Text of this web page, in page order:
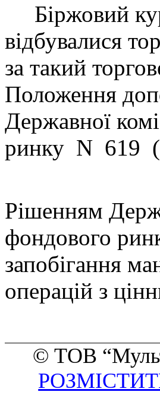
Біржовий
відбувалися
за такий
Положення
Державної
ринку N 619
Рішенням
фондового
запобігання
операцій з
©ТОВ “